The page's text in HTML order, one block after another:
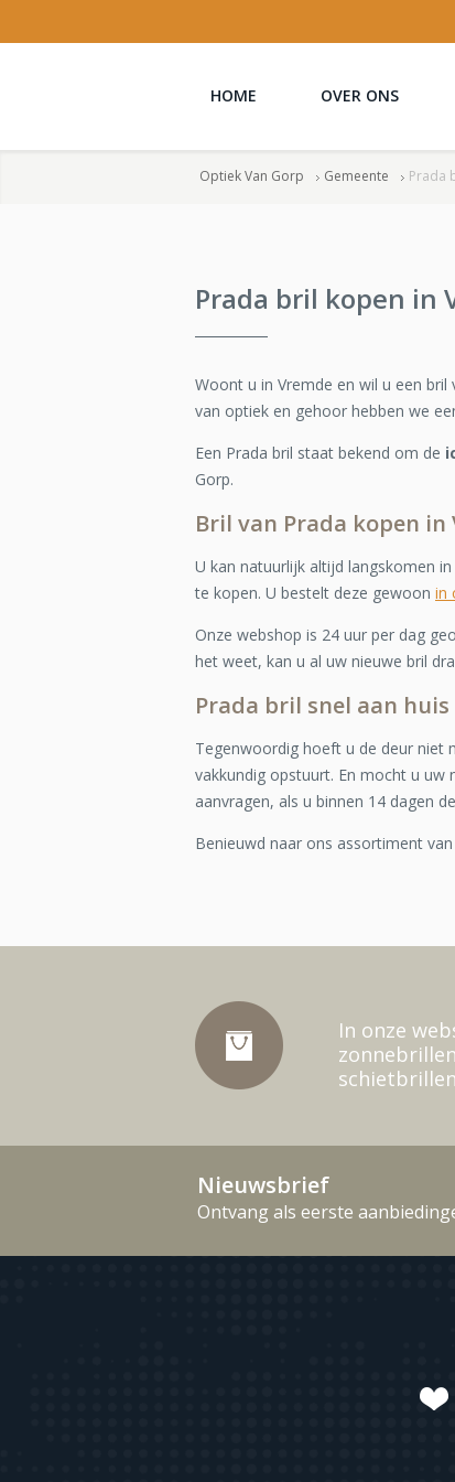
HOME OVER ONS
Optiek Van Gorp Gemeente Prada
Prada bril kopen in
Woont u in Vremde en wil u een
van optiek en gehoor hebben we
Een Prada bril staat bekend om de
Gorp.
Bril van Prada kopen in
U kan natuurlijk altijd langskomen
te kopen. U bestelt deze gewoon in
Onze webshop is 24 uur per dag
het weet, kan u al uw nieuwe bril
Prada bril snel aan
Tegenwoordig hoeft u de deur niet
vakkundig opstuurt. En mocht u uw
aanvragen, als u binnen 14 dagen
Benieuwd naar ons assortiment van
In onze
Nieuwsbrief
Ontvang als eerste